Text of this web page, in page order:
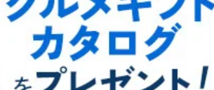
務の一部として個人情報の取扱いを委
場合、その業務に必要な範囲で委託・提
人情報を開示することがあります。
企業は具体的には以下のような企業です
限りません。
カスタマーサポート支援会社 、クレジッ
決済などの決済代行・料金回収会社、広
ー 特定商取引法に基づく表示
出版社の皆様へ
投資家の皆様へサイトマップ